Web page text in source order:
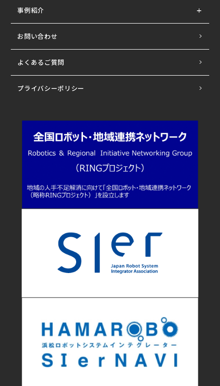
事例紹介
お問い合わせ
よくあるご質問
プライバシーポリシー